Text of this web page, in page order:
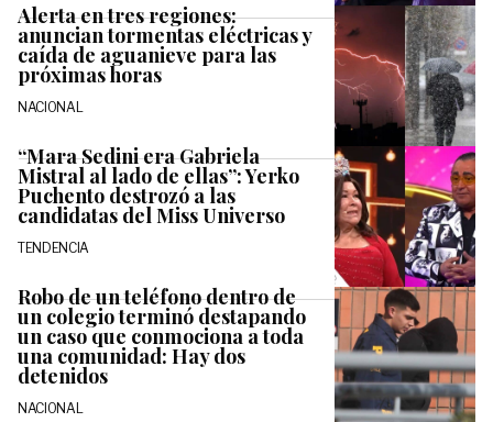
Alerta en tres regiones:
anuncian tormentas eléctricas y
caída de aguanieve para las
próximas horas
NACIONAL
“Mara Sedini era Gabriela
Mistral al lado de ellas”: Yerko
Puchento destrozó a las
candidatas del Miss Universo
TENDENCIA
Robo de un teléfono dentro de
un colegio terminó destapando
un caso que conmociona a toda
una comunidad: Hay dos
detenidos
NACIONAL